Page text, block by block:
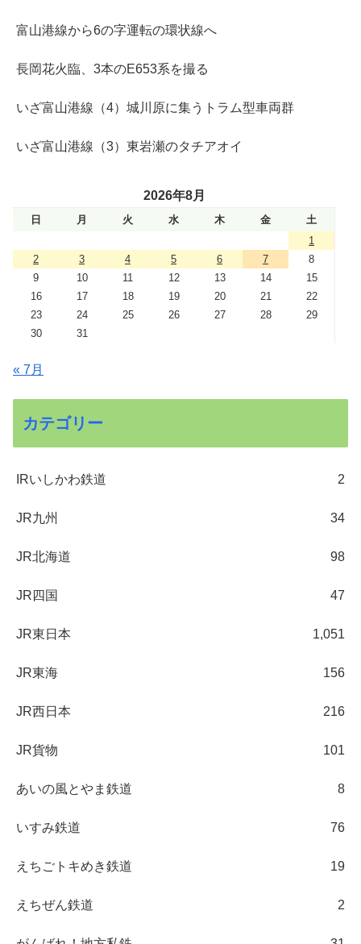
富山港線から6の字運転の環状線へ
長岡花火臨、3本のE653系を撮る
いざ富山港線（4）城川原に集うトラム型車両群
いざ富山港線（3）東岩瀬のタチアオイ
2026年8月
日 月 火 水 木 金
土
1
2
3 4 5 6 7
8
9
10 11 12 13 14
15
16
17 18 19 20 21
22
23
24 25 26 27 28
29
30
31
« 7月
カテゴリー
IRいしかわ鉄道 2
JR九州 34
JR北海道 98
JR四国 47
JR東日本 1,051
JR東海 156
JR西日本 216
JR貨物 101
あいの風とやま鉄道 8
いすみ鉄道 76
えちごトキめき鉄道 19
えちぜん鉄道 2